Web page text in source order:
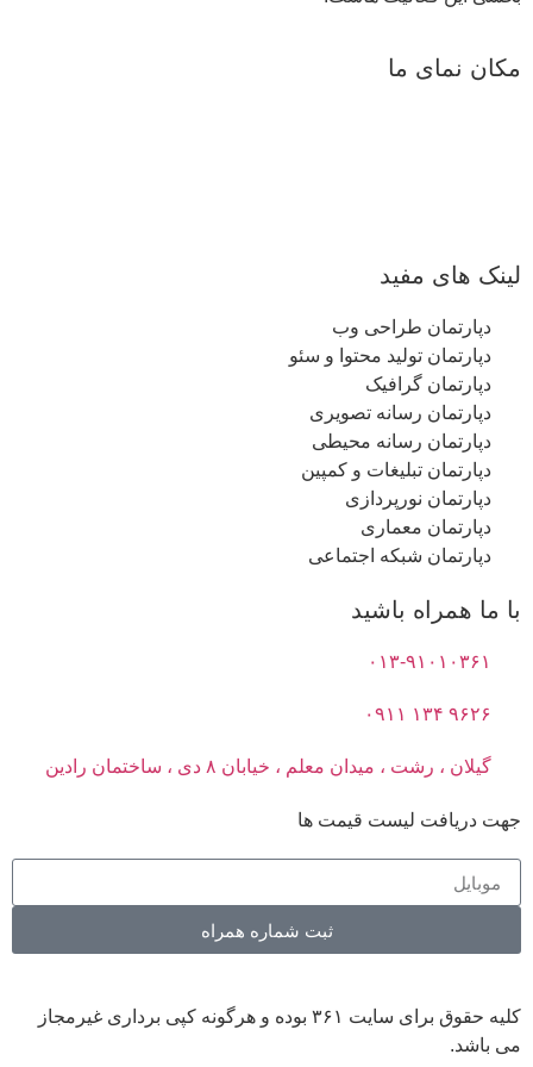
مکان نمای ما
لینک های مفید
دپارتمان طراحی وب
دپارتمان تولید محتوا و سئو
دپارتمان گرافیک
دپارتمان رسانه تصویری
دپارتمان رسانه محیطی
دپارتمان تبلیغات و کمپین
دپارتمان نورپردازی
دپارتمان معماری
دپارتمان شبکه اجتماعی
با ما همراه باشید
۰۱۳-۹۱۰۱۰۳۶۱
۹۶۲۶ ۱۳۴ ۰۹۱۱
گیلان ، رشت ، میدان معلم ، خیابان ۸ دی ، ساختمان رادین
جهت دریافت لیست قیمت ها
ثبت شماره همراه
کلیه حقوق برای سایت ۳۶۱ بوده و هرگونه کپی برداری غیرمجاز
می باشد.